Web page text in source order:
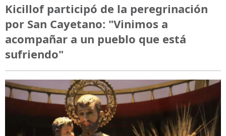
Kicillof participó de la peregrinación
por San Cayetano: "Vinimos a
acompañar a un pueblo que está
sufriendo"